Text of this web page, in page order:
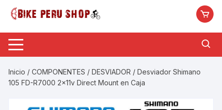
contenido
Inicio /COMPONENTES /DESVIADOR / Desviador Shimano
105 FD-R7000 2x11v Direct Mount en Caja